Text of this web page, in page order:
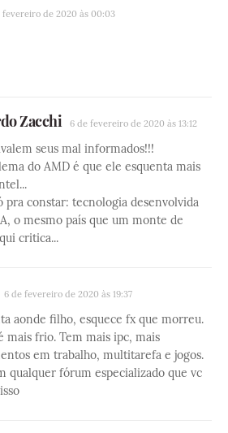
fevereiro de 2020 às 00:03
Zacchi 6 de fevereiro de 2020 às 13:12
seus mal informados!!!
do AMD é que ele esquenta mais
pra constar: tecnologia desenvolvida
o mesmo país que um monte de
critica...
6 de fevereiro de 2020 às 19:37
aonde filho, esquece fx que morreu.
mais frio. Tem mais ipc, mais
em trabalho, multitarefa e jogos.
qualquer fórum especializado que vc